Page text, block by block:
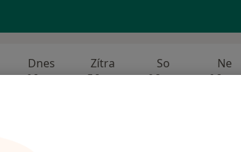
Dnes
6 Srpen
Zítra
7 Srpen
So
8 Srpen
Ne
9 Srpen